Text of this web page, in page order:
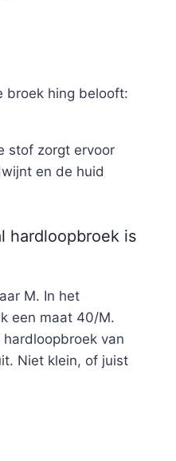
broek hing belooft:
stof zorgt ervoor
en de huid
hardloopbroek is
M. In het
een maat 40/M.
van
Niet klein, of juist